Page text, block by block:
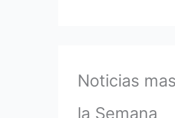
Noticias
la Semana